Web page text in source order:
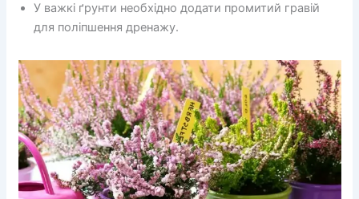
У важкі ґрунти необхідно додати промитий гравій
для поліпшення дренажу.